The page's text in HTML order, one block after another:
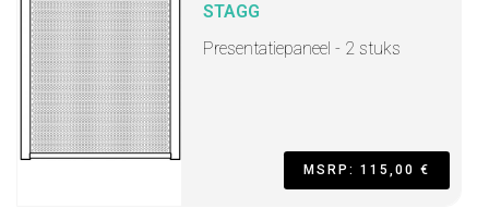
STAGG
Presentatiepaneel - 2 stuks
MSRP: 115,00 €